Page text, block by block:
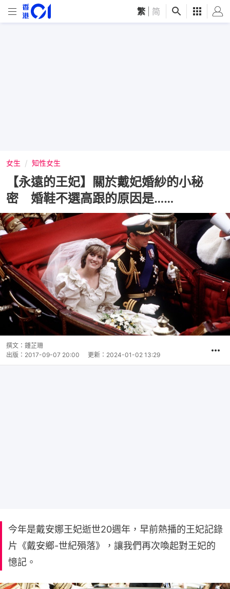
繁 简
女生 知性女生
【永遠的王妃】關於戴妃婚紗的小秘
密 婚鞋不選高跟的原因是……
撰文： 鍾芷珊
出版： 2017-09-07 20:00 更新： 2024-01-02 13:29
今年是戴安娜王妃逝世20週年，早前熱播的王妃記錄
片《戴安鄉-世紀殞落》，讓我們再次喚起對王妃的
憶記。